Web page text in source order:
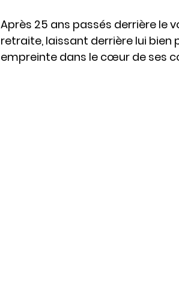
Après 25 ans passés derrière le
retraite, laissant derrière lui bien
empreinte dans le cœur de ses